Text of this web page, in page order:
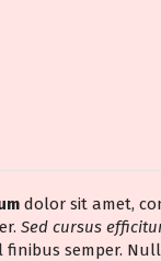
dolor sit amet,
Sed cursus
finibus semper.